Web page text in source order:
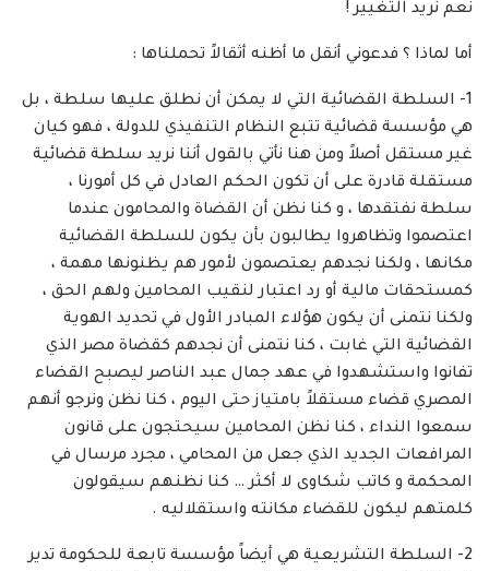
نعم نريد التغيير !
أما لماذا ؟ فدعوني أنقل ما أظنه أثقالاً تحملناها :
1- السلطة القضائية التي لا يمكن أن نطلق عليها سلطة ، بل
هي مؤسسة قضائية تتبع النظام التنفيذي للدولة ، فهو كيان
غير مستقل أصلاً ومن هنا نأتي بالقول أننا نريد سلطة قضائية
مستقلة قادرة على أن تكون الحكم العادل في كل أمورنا ،
سلطة نفتقدها ، و كنا نظن أن القضاة والمحامون عندما
اعتصموا وتظاهروا يطالبون بأن يكون للسلطة القضائية
مكانها ، ولكنا نجدهم يعتصمون لأمور هم يظنونها مهمة ،
كمستحقات مالية أو رد اعتبار لنقيب المحامين ولهم الحق ،
ولكنا نتمنى أن يكون هؤلاء المبادر الأول في تحديد الهوية
القضائية التي غابت ، كنا نتمنى أن نجدهم كقضاة مصر الذي
تفانوا واستشهدوا في عهد جمال عبد الناصر ليصبح القضاء
المصري قضاء مستقلاً بامتياز حتى اليوم ، كنا نظن ونرجو أنهم
سمعوا النداء ، كنا نظن المحامين سيحتجون على قانون
المرافعات الجديد الذي جعل من المحامي ، مجرد مرسال في
المحكمة و كاتب شكاوى لا أكثر … كنا نظنهم سيقولون
كلمتهم ليكون للقضاء مكانته واستقلاليه .
2- السلطة التشريعية هي أيضاً مؤسسة تابعة للحكومة تدير